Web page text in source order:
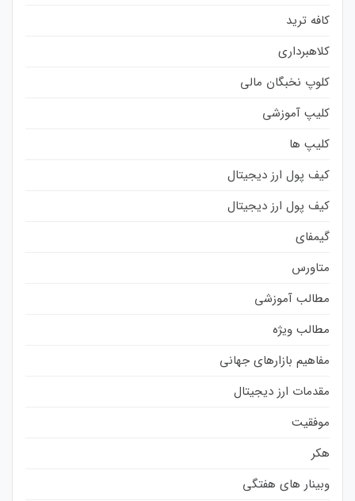
کافه ترید
کلاهبرداری
کلوپ نخبگان مالی
کلیپ آموزشی
کلیپ ها
کیف پول ارز دیجیتال
کیف پول ارز دیجیتال
گیمفای
متاورس
مطالب آموزشی
مطالب ویژه
مفاهیم بازارهای جهانی
مقدمات ارز دیجیتال
موفقیت
هکر
وبینار های هفتگی